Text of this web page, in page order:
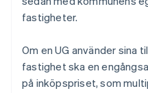
fastigheter.
Om en UG använder sina
fastighet ska en
på inköpspriset, som